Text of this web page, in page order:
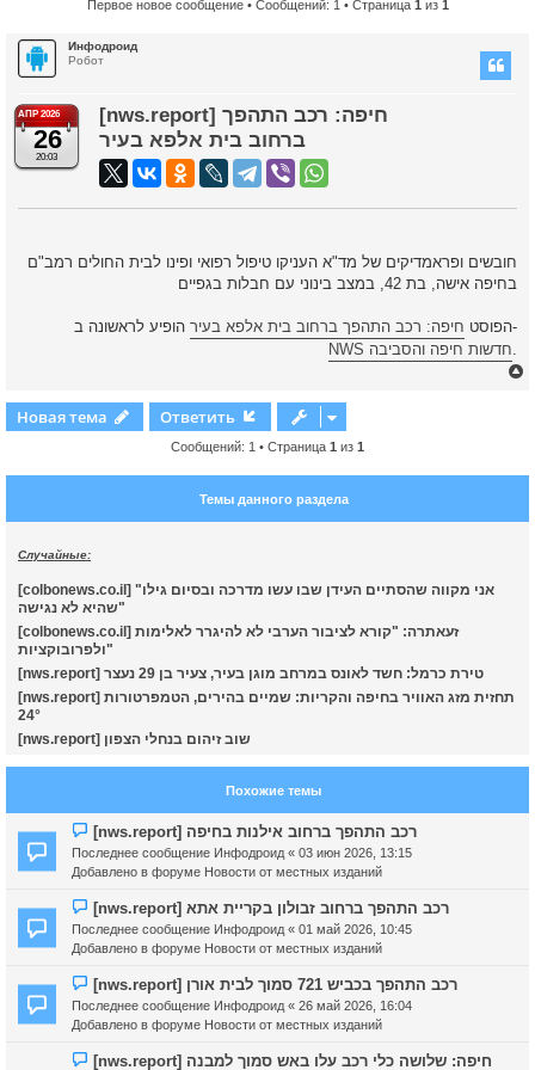
Первое новое сообщение• Сообщений: 1 • Страница 1 из 1
Инфодроид
Робот
АПР 2026
26
20:03
[nws.report] חיפה: רכב התהפך
ברחוב בית אלפא בעיר
חובשים ופראמדיקים של מד"א העניקו טיפול רפואי ופינו לבית החולים רמב"ם
בחיפה אישה, בת 42, במצב בינוני עם חבלות בגפיים
הפוסט חיפה: רכב התהפך ברחוב בית אלפא בעיר
הופיע לראשונה ב-
NWS חדשות חיפה והסביבה.
т
с
Новая тема Ответить
Сообщений: 1 • Страница 1 из 1
Темы данного раздела
Случайные:
[colbonews.co.il] "אני מקווה שהסתיים העידן שבו עשו מדרכה ובסיום גילו
שהיא לא נגישה"
[colbonews.co.il] זעאתרה: "קורא לציבור הערבי לא להיגרר לאלימות
ולפרובוקציות"
[nws.report] טירת כרמל: חשד לאונס במרחב מוגן בעיר, צעיר בן 29 נעצר
[nws.report] תחזית מזג האוויר בחיפה והקריות: שמיים בהירים, הטמפרטורות
24°
[nws.report] שוב זיהום בנחלי הצפון
Похожие темы
Н
о
в
е
с
о
б
щ
е
и
[nws.report] רכב התהפך ברחוב אילנות בחיפה
Последнее сообщение Инфодроид « 03 июн 2026, 13:15
Добавлено в форуме Новости от местных изданий
Н
о
в
е
с
о
б
[nws.report] רכב התהפך ברחוב זבולון בקריית אתא
Последнее сообщение Инфодроид « 01 май 2026, 10:45
Добавлено в форуме Новости от местных изданий
Н
о
в
е
[nws.report] רכב התהפך בכביש 721 סמוך לבית אורן
Последнее сообщение Инфодроид « 26 май 2026, 16:04
Добавлено в форуме Новости от местных изданий
Н[nws.report] חיפה: שלושה כלי רכב עלו באש סמוך למבנה